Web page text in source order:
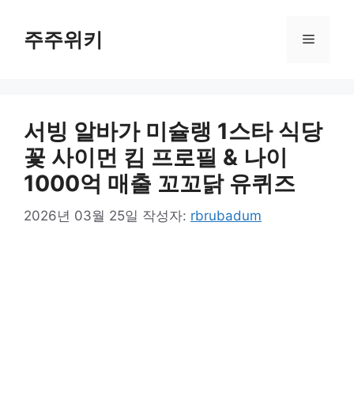
주주위키 메
서빙 알바가 미슐랭 1스타 식당
꽃 사이먼 킴 프로필 & 나이
1000억 매출 꼬꼬닭 유퀴즈
2026년 03월 25일 작성자: rbrubadum